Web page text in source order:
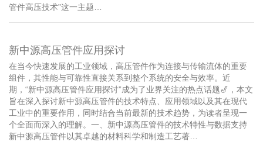
管件高压技术”这一主题…
新中源高压管件应用探讨
在当今快速发展的工业领域，高压管件作为连接与传输流体的重要
组件，其性能与可靠性直接关系到整个系统的安全与效率。近
期，“新中源高压管件应用探讨”成为了业界关注的热点话题🎷，本文
旨在深入探讨新中源高压管件的技术特点、应用领域以及其在现代
工业中的重要作用，同时结合当前最新的技术趋势，为读者呈现一
个全面而深入的理解。一、新中源高压管件的技术特性与数据支持
新中源高压管件以其卓越的材料科学和制造工艺著…